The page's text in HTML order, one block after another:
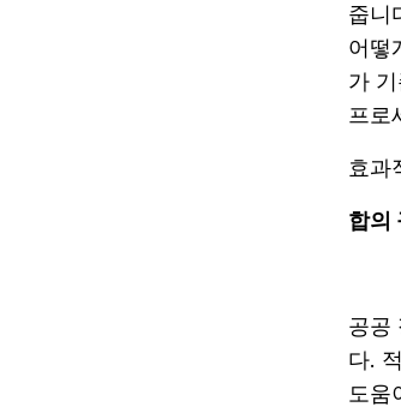
줍니
어떻
가
프로
효과
합의
공공
다.
도움